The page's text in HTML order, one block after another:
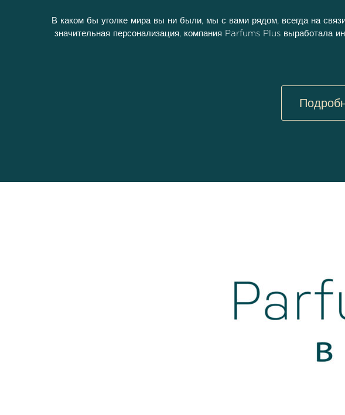
В каком бы уголке мира вы ни были, мы с вами рядом, всегда на
значительная персонализация, компания Parfums Plus выработала